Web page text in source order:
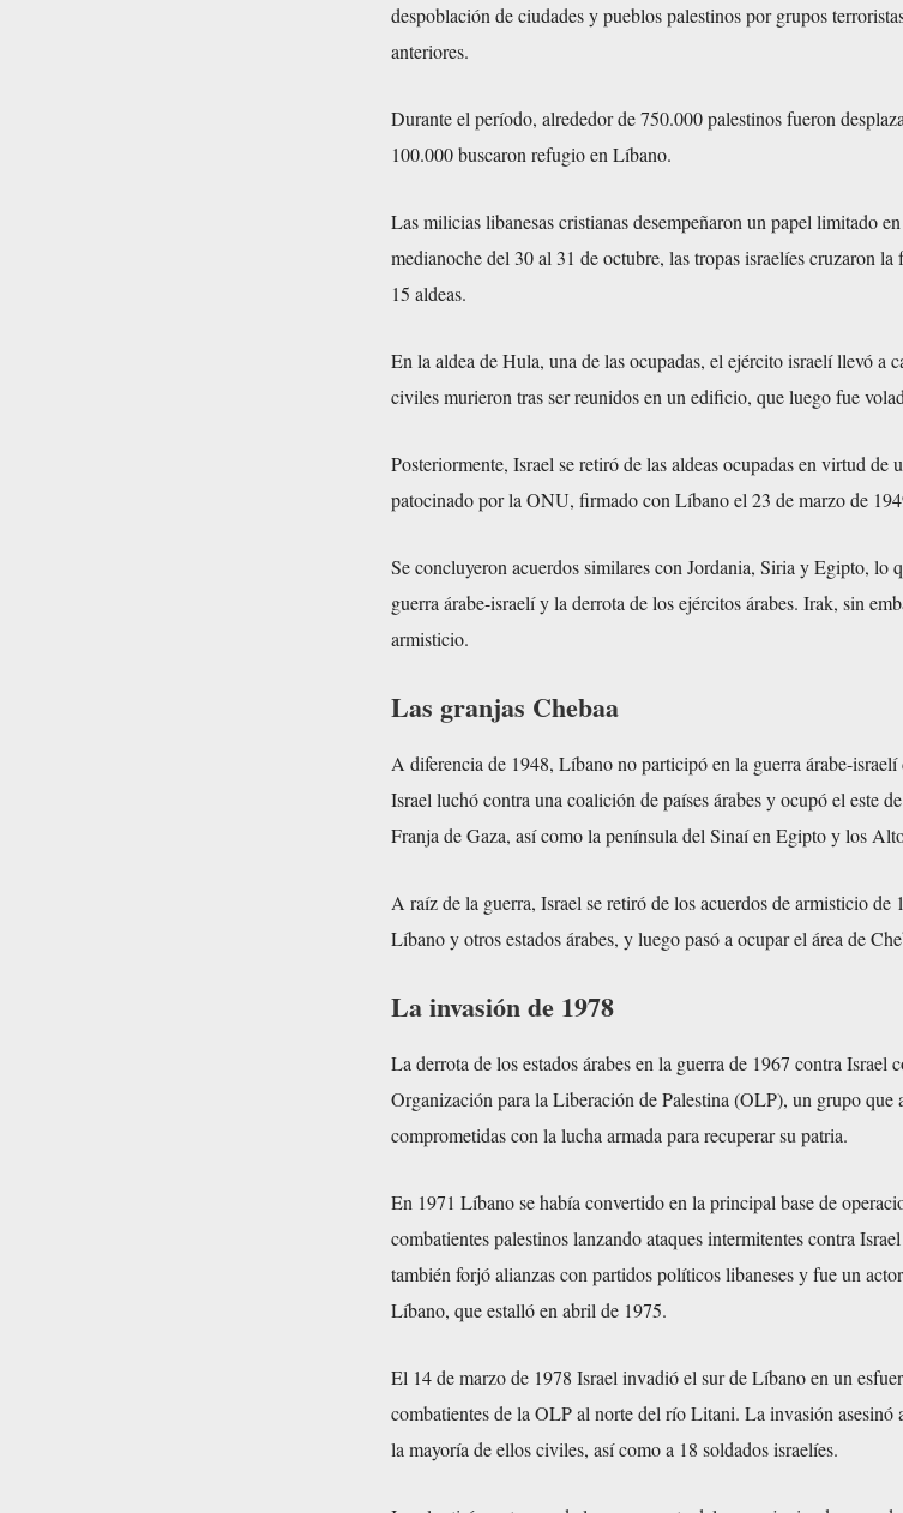
despoblación de ciudades y pueblos palestinos por grupos
anteriores.
Durante el período, alrededor de 750.000 palestinos fueron
100.000 buscaron refugio en Líbano.
Las milicias libanesas cristianas desempeñaron un papel limitado
medianoche del 30 al 31 de octubre, las tropas israelíes cruzaron
15 aldeas.
En la aldea de Hula, una de las ocupadas, el ejército israelí llevó a
civiles murieron tras ser reunidos en un edificio, que luego fue
Posteriormente, Israel se retiró de las aldeas ocupadas en virtud de
patocinado por la ONU, firmado con Líbano el 23 de marzo de
Se concluyeron acuerdos similares con Jordania, Siria y Egipto, lo
guerra árabe-israelí y la derrota de los ejércitos árabes. Irak, sin
armisticio.
Las granjas Chebaa
A diferencia de 1948, Líbano no participó en la guerra árabe-
Israel luchó contra una coalición de países árabes y ocupó el este
Franja de Gaza, así como la península del Sinaí en Egipto y los
A raíz de la guerra, Israel se retiró de los acuerdos de armisticio de
Líbano y otros estados árabes, y luego pasó a ocupar el área de
La invasión de 1978
La derrota de los estados árabes en la guerra de 1967 contra Israel
Organización para la Liberación de Palestina (OLP), un grupo que
comprometidas con la lucha armada para recuperar su patria.
En 1971 Líbano se había convertido en la principal base de
combatientes palestinos lanzando ataques intermitentes contra
también forjó alianzas con partidos políticos libaneses y fue un
Líbano, que estalló en abril de 1975.
El 14 de marzo de 1978 Israel invadió el sur de Líbano en un
combatientes de la OLP al norte del río Litani. La invasión asesinó
la mayoría de ellos civiles, así como a 18 soldados israelíes.